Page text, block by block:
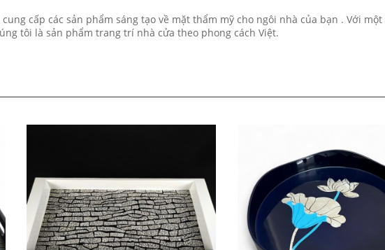
cấp các sản phẩm sáng tạo về mặt thẩm mỹ cho ngôi nhà của bạn . Với một
tôi là sản phẩm trang trí nhà cửa theo phong cách Việt.